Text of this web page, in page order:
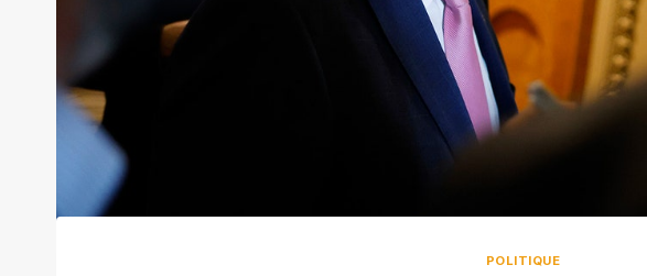
POLITIQUE